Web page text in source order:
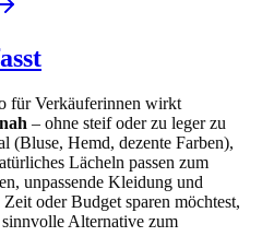
für Verkäuferinnen wirkt
– ohne steif oder zu leger zu
(Bluse, Hemd, dezente Farben),
Lächeln passen zum
unpassende Kleidung und
oder Budget sparen möchtest,
sinnvolle Alternative zum